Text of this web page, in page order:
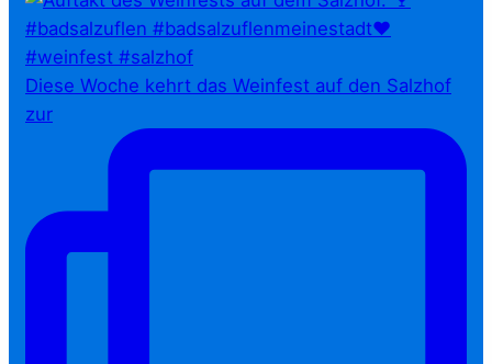
Diese Woche kehrt das Weinfest auf den Salzhof
zur